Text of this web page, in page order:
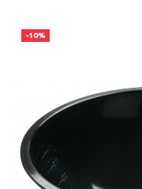
-10%